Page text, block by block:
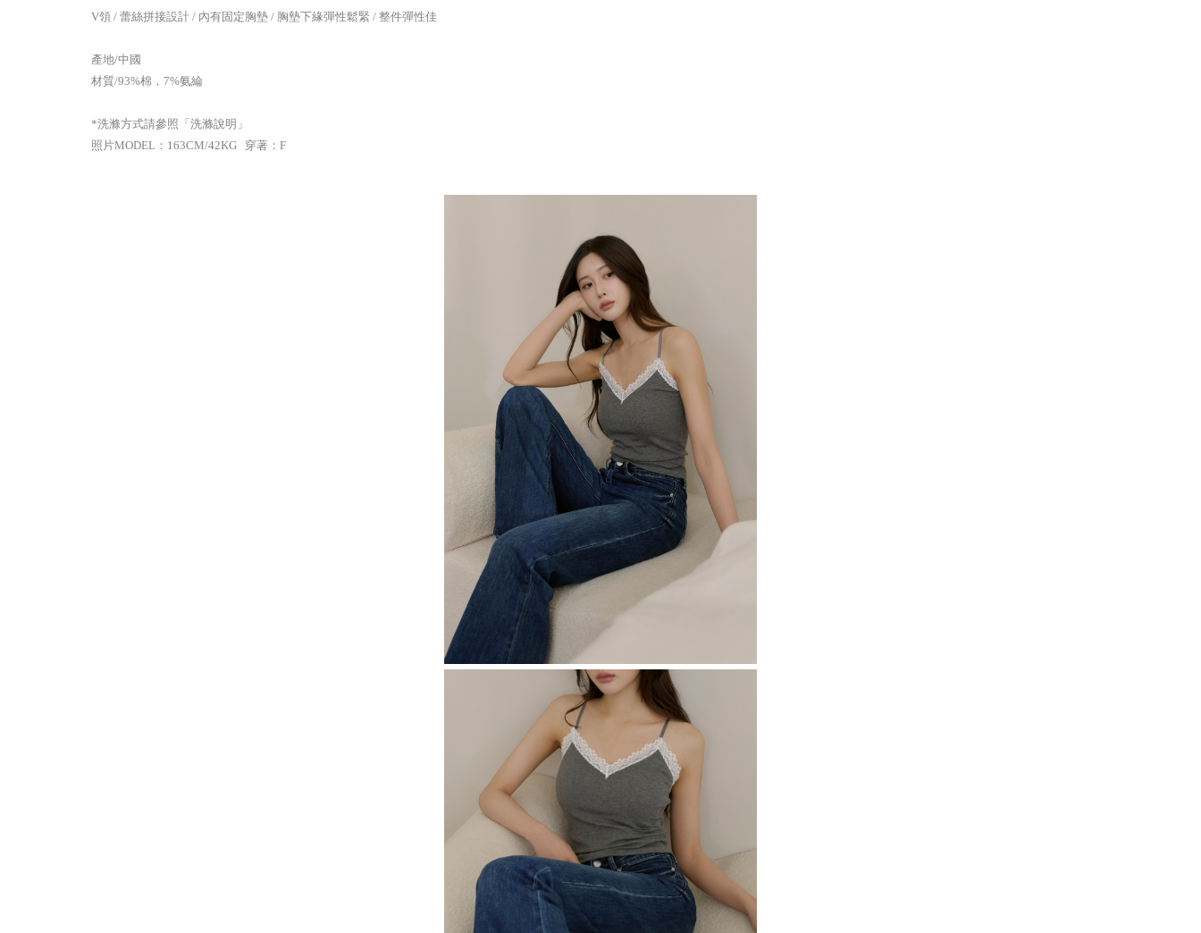
V領 / 蕾絲拼接設計 / 內有固定胸墊 / 胸墊下緣彈性鬆緊 / 整件彈性佳
產地/中國
材質/93%棉，7%氨綸
*洗滌方式請參照「洗滌說明」
照片MODEL：163CM/42KG 穿著：F